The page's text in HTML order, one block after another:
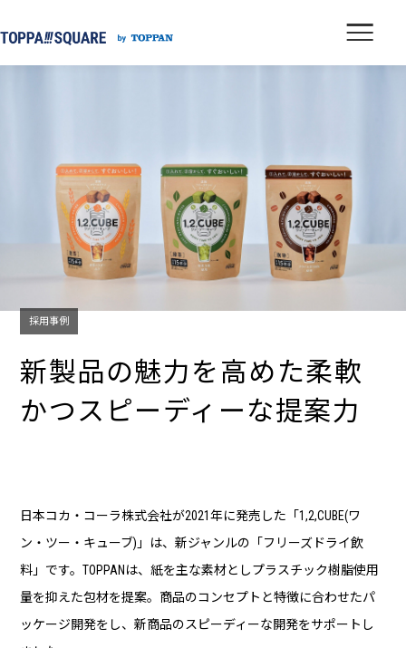
採用事例
新製品の魅力を高めた柔軟
かつスピーディーな提案力
日本コカ・コーラ株式会社が2021年に発売した「1,2,CUBE(ワ
ン・ツー・キューブ)」は、新ジャンルの「フリーズドライ飲
料」です。TOPPANは、紙を主な素材としプラスチック樹脂使用
量を抑えた包材を提案。商品のコンセプトと特徴に合わせたパ
ッケージ開発をし、新商品のスピーディーな開発をサポートし